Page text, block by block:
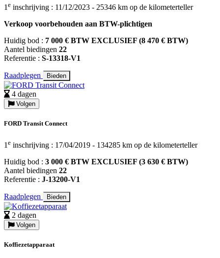
1 e inschrijving : 11/12/2023 - 25346 km op de kilometerteller
Verkoop voorbehouden aan BTW-plichtigen
Huidig bod : 7 000 € BTW EXCLUSIEF (8 470 € BTW)
Aantel biedingen 22
Referentie : S-13318-V1
Raadplegen Bieden
4 dagen
Volgen
FORD Transit Connect
1 e inschrijving : 17/04/2019 - 134285 km op de kilometerteller
Huidig bod : 3 000 € BTW EXCLUSIEF (3 630 € BTW)
Aantel biedingen 22
Referentie : J-13200-V1
Raadplegen Bieden
2 dagen
Volgen
Koffiezetapparaat